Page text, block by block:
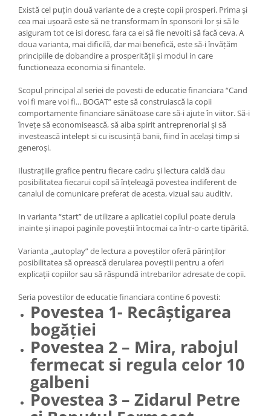
Există cel puțin două variante de a crește copii prosperi. Prima și
cea mai ușoară este să ne transformam în sponsorii lor și să le
asiguram tot ce isi doresc, fara ca ei să fie nevoiti să facă ceva. A
doua varianta, mai dificilă, dar mai benefică, este să-i învățăm
principiile de dobandire a prosperității și modul in care
functioneaza economia si finantele.
Scopul principal al seriei de povesti de educatie financiara “Cand
voi fi mare voi fi... BOGAT” este să construiască la copii
comportamente financiare sănătoase care să-i ajute în viitor. Să-i
învețe să economisească, să aiba spirit antreprenorial și să
investească intelept si cu iscusință banii, fiind în același timp si
generoși.
Ilustrațiile grafice pentru fiecare cadru și lectura caldă dau
posibilitatea fiecarui copil să înțeleagă povestea indiferent de
canalul de comunicare preferat de acesta, vizual sau auditiv.
In varianta “start” de utilizare a aplicatiei copilul poate derula
inainte și inapoi paginile poveștii întocmai ca într-o carte tipărită.
Varianta „autoplay” de lectura a poveștilor oferă părinților
posibilitatea să oprească derularea poveștii pentru a oferi
explicații copiilor sau să răspundă intrebarilor adresate de copii.
Seria povestilor de educatie financiara contine 6 povesti:
Povestea 1- Recâștigarea
bogăției
Povestea 2 – Mira, rabojul
fermecat si regula celor 10
galbeni
Povestea 3 – Zidarul Petre